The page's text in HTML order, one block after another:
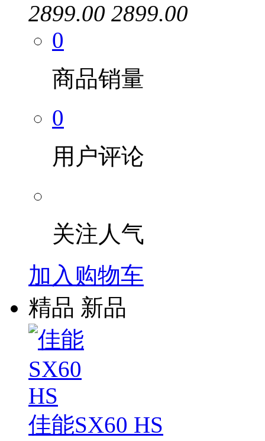
2899.00 2899.00
0
商品销量
0
用户评论
关注人气
加入购物车
精品 新品
佳能SX60 HS